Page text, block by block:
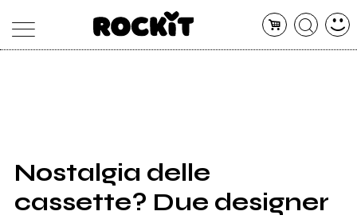
SHOP
RADIO
Nostalgia delle
cassette? Due designer